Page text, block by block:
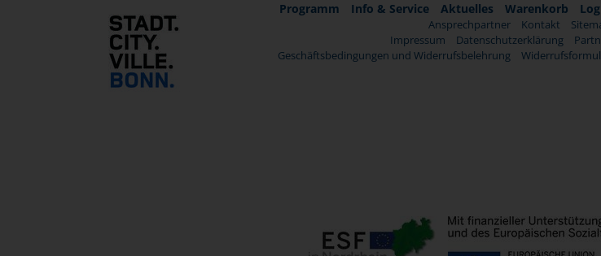
Programm Info & Service Aktuelles Warenkorb
Ansprechpartner Kontakt
Impressum
Datenschutzerklärung
Geschäftsbedingungen und Widerrufsbelehrung